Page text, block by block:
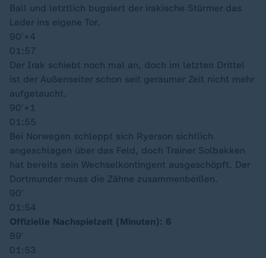
Ball und letztlich bugsiert der irakische Stürmer das
Leder ins eigene Tor.
90′ +4
01:57
Der Irak schiebt noch mal an, doch im letzten Drittel
ist der Außenseiter schon seit geraumer Zeit nicht mehr
aufgetaucht.
90′ +1
01:55
Bei Norwegen schleppt sich Ryerson sichtlich
angeschlagen über das Feld, doch Trainer Solbakken
hat bereits sein Wechselkontingent ausgeschöpft. Der
Dortmunder muss die Zähne zusammenbeißen.
90′
01:54
Offizielle Nachspielzeit (Minuten): 6
89′
01:53